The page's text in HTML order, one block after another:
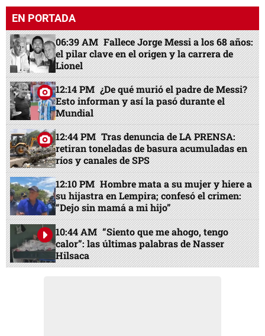
EN PORTADA
06:39 AM Fallece Jorge Messi a los 68 años:
el pilar clave en el origen y la carrera de
Lionel
12:14 PM ¿De qué murió el padre de Messi?
Esto informan y así la pasó durante el
Mundial
12:44 PM Tras denuncia de LA PRENSA:
retiran toneladas de basura acumuladas en
ríos y canales de SPS
12:10 PM Hombre mata a su mujer y hiere a
su hijastra en Lempira; confesó el crimen:
“Dejo sin mamá a mi hijo”
10:44 AM “Siento que me ahogo, tengo
calor”: las últimas palabras de Nasser
Hilsaca